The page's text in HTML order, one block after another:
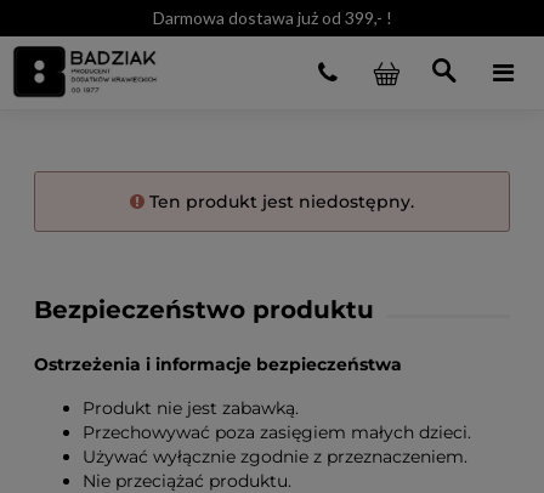
Darmowa dostawa już od 399,- !
Ten produkt jest niedostępny.
Bezpieczeństwo produktu
Ostrzeżenia i informacje bezpieczeństwa
Produkt nie jest zabawką.
Przechowywać poza zasięgiem małych dzieci.
Używać wyłącznie zgodnie z przeznaczeniem.
Nie przeciążać produktu.